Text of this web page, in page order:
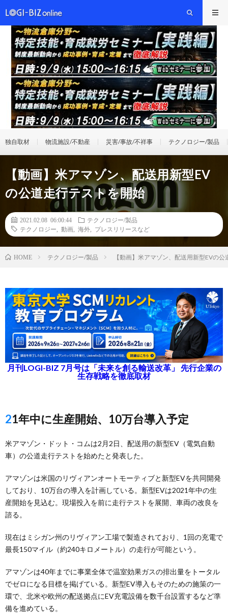
独自取材 物流施設/不動産 災害/事故/不祥事 テクノロジー/製品
【動画】米アマゾン、配送用新型EV
の公道走行テストを開始
2021.02.08 06:00:44
テクノロジー/製品
テクノロジー
動画 海外 プレスリリースなど
HOME テクノロジー/製品 【動画】米アマゾン、配送用新型EVの
月刊LOGI-BIZ 7月号は「未来を創る輸送改革」 先行企業の
生存戦略を徹底取材
21年中に生産開始、10万台導入予定
米アマゾン・ドット・コムは2月2日、配送用の新型EV（電気自動
車）の公道走行テストを始めたと発表した。
アマゾンは米国のリヴィアンオートモーティブと新型EVを共同開発
しており、10万台の導入を計画している。新型EVは2021年中の生
産開始を見込む。現場投入を前に走行テストを展開、車両の改良を
諮る。
現在はミシガン州のリヴィアン工場で製造されており、1回の充電で
最長150マイル（約240キロメートル）の走行が可能という。
アマゾンは40年までに事業全体で温室効果ガスの排出量をトータル
でゼロになる目標を掲げている。新型EV導入もそのための施策の一
環で、北米や欧州の配送拠点にEV充電設備を数千台設置するなど準
備を進めている。